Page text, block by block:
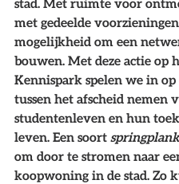
stad. Met ruimte voor
met gedeelde
mogelijkheid om een
bouwen. Met deze actie op
Kennispark spelen we in op
tussen het afscheid nemen
studentenleven en hun
leven. Een soort
om door te stromen naar
koopwoning in de stad. Zo